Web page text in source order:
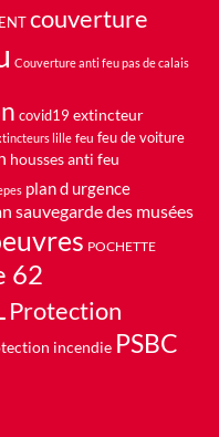
couverture
Couverture anti feu pas de calais
covid19 extincteur
lille feu feu de voiture
housses anti feu
plan d urgence
sauvegarde des musées
POCHETTE
62
Protection
incendie PSBC